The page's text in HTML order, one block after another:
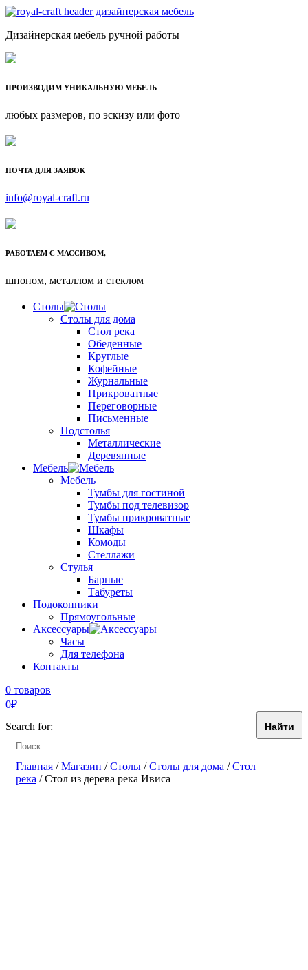
Дизайнерская мебель ручной работы
ПРОИЗВОДИМ УНИКАЛЬНУЮ МЕБЕЛЬ
любых размеров, по эскизу или фото
ПОЧТА ДЛЯ ЗАЯВОК
info@royal-craft.ru
РАБОТАЕМ С МАССИВОМ,
шпоном, металлом и стеклом
Столы
Столы для дома
Стол река
Обеденные
Круглые
Кофейные
Журнальные
Прикроватные
Переговорные
Письменные
Подстолья
Металлические
Деревянные
Мебель
Мебель
Тумбы для гостиной
Тумбы под телевизор
Тумбы прикроватные
Шкафы
Комоды
Стеллажи
Стулья
Барные
Табуреты
Подоконники
Прямоугольные
Аксессуары
Часы
Для телефона
Контакты
0 товаров
0₽
Search for:
Главная /Магазин /Столы /Столы для дома /Стол
река / Стол из дерева река Ивиса